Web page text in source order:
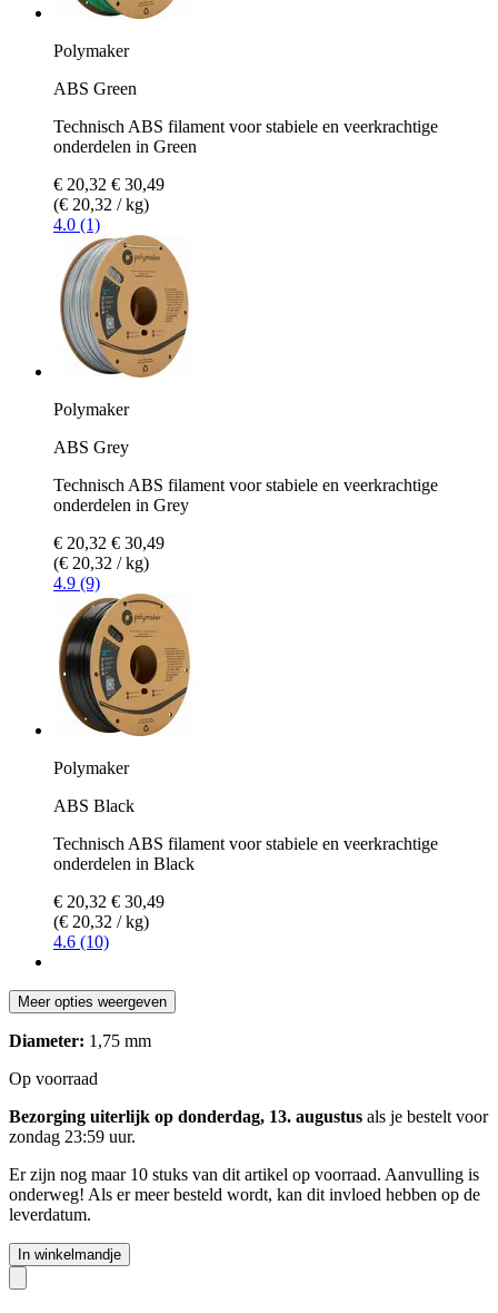
Polymaker
ABS Green
Technisch ABS filament voor stabiele en veerkrachtige
onderdelen in Green
€ 20,32 € 30,49
(€ 20,32 / kg)
4.0 (1)
Polymaker
ABS Grey
Technisch ABS filament voor stabiele en veerkrachtige
onderdelen in Grey
€ 20,32 € 30,49
(€ 20,32 / kg)
4.9 (9)
Polymaker
ABS Black
Technisch ABS filament voor stabiele en veerkrachtige
onderdelen in Black
€ 20,32 € 30,49
(€ 20,32 / kg)
4.6 (10)
Meer opties weergeven
Diameter: 1,75 mm
Op voorraad
Bezorging uiterlijk op donderdag, 13. augustus als je bestelt voor
zondag 23:59 uur.
Er zijn nog maar 10 stuks van dit artikel op voorraad. Aanvulling is
onderweg! Als er meer besteld wordt, kan dit invloed hebben op de
leverdatum.
In winkelmandje